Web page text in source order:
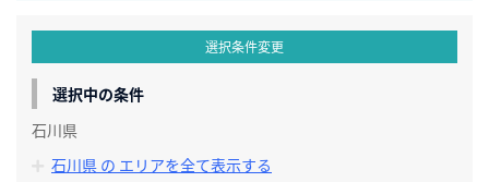
選択条件変更
選択中の条件
石川県
石川県 の エリアを全て表示する